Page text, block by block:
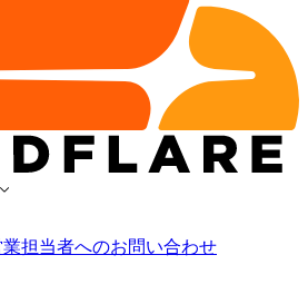
業担当者へのお問い合わせ